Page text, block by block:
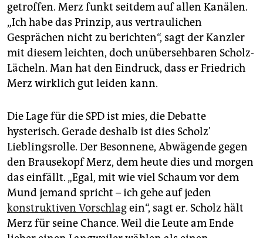
getroffen. Merz funkt seitdem auf allen Kanälen.
„Ich habe das Prinzip, aus vertraulichen
Gesprächen nicht zu berichten“, sagt der Kanzler
mit diesem leichten, doch unübersehbaren Scholz-
Lächeln. Man hat den Eindruck, dass er Friedrich
Merz wirklich gut leiden kann.
Die Lage für die SPD ist mies, die Debatte
hysterisch. Gerade deshalb ist dies Scholz'
Lieblingsrolle. Der Besonnene, Abwägende gegen
den Brausekopf Merz, dem heute dies und morgen
das einfällt. „Egal, mit wie viel Schaum vor dem
Mund jemand spricht – ich gehe auf jeden
konstruktiven Vorschlagein“, sagt er. Scholz hält
Merz für seine Chance. Weil die Leute am Ende